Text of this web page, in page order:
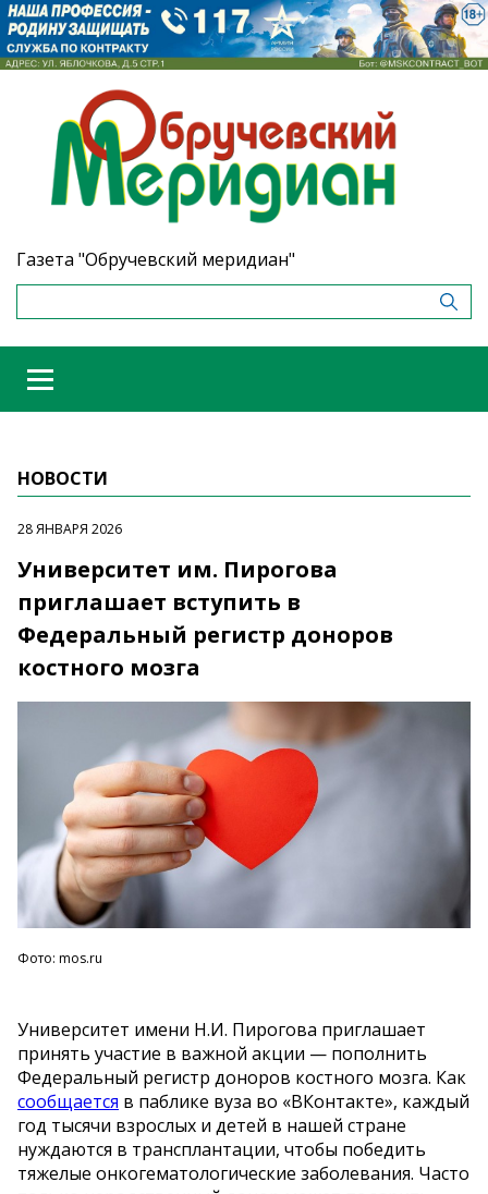
Газета "Обручевский меридиан"
НОВОСТИ
28 ЯНВАРЯ 2026
Университет им. Пирогова
приглашает вступить в
Федеральный регистр доноров
костного мозга
Фото: mos.ru
Университет имени Н.И. Пирогова приглашает
принять участие в важной акции — пополнить
Федеральный регистр доноров костного мозга. Как
сообщается в паблике вуза во «ВКонтакте», каждый
год тысячи взрослых и детей в нашей стране
нуждаются в трансплантации, чтобы победить
тяжелые онкогематологические заболевания. Часто